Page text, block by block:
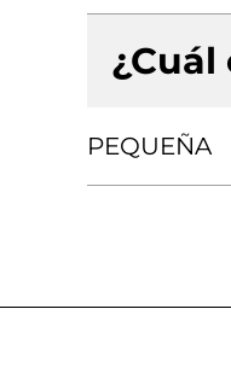
PEQUEÑA